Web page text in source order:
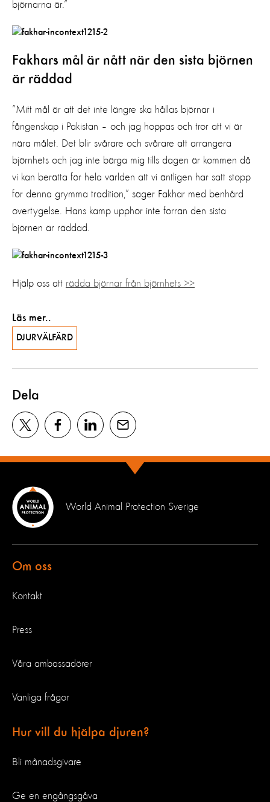
björnarna är.”
Fakhars mål är nått när den sista björnen
är räddad
”Mitt mål är att det inte längre ska hållas björnar i
fångenskap i Pakistan – och jag hoppas och tror att vi är
nära målet. Det blir svårare och svårare att arrangera
björnhets och jag inte bärga mig tills dagen är kommen då
vi kan berätta för hela världen att vi äntligen har satt stopp
för denna grymma tradition,” säger Fakhar med benhård
övertygelse. Hans kamp upphör inte förrän den sista
björnen är räddad.
Hjälp oss att rädda björnar från björnhets >>
Läs mer..
DJURVÄLFÄRD
Dela
World Animal Protection Sverige
Om oss
Kontakt
Press
Våra ambassadörer
Vanliga frågor
Hur vill du hjälpa djuren?
Bli månadsgivare
Ge en engångsgåva